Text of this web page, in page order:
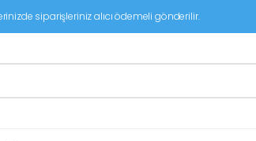
siparişleriniz alıcı ödemeli gönderilir.